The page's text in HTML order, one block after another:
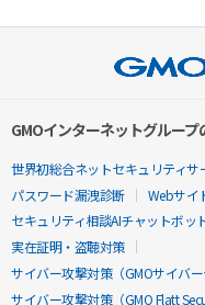
GMOインターネットグルー
世界初総合ネットセキュリティサ
パスワード漏洩診断
Webサイ
セキュリティ相談AIチャットボッ
実在証明・盗聴対策
サイバー攻撃対策（GMOサイバ
サイバー攻撃対策（GMO Flatt